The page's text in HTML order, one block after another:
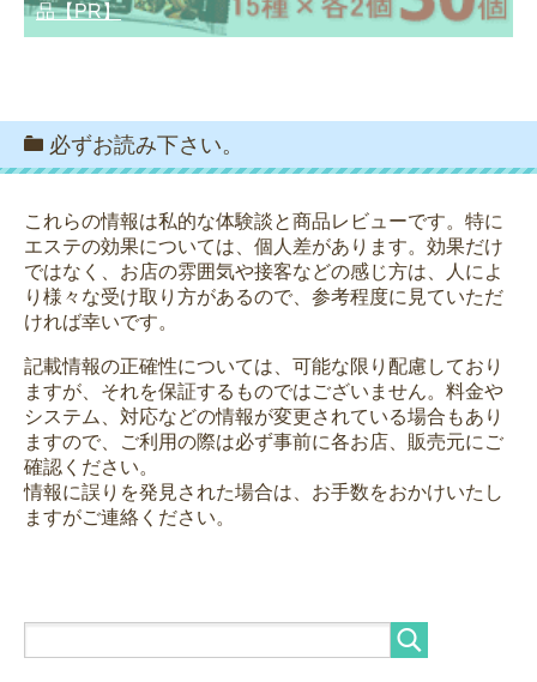
品【PR】
必ずお読み下さい。
これらの情報は私的な体験談と商品レビューです。特に
エステの効果については、個人差があります。効果だけ
ではなく、お店の雰囲気や接客などの感じ方は、人によ
り様々な受け取り方があるので、参考程度に見ていただ
ければ幸いです。
記載情報の正確性については、可能な限り配慮しており
ますが、それを保証するものではございません。料金や
システム、対応などの情報が変更されている場合もあり
ますので、ご利用の際は必ず事前に各お店、販売元にご
確認ください。
情報に誤りを発見された場合は、お手数をおかけいたし
ますがご連絡ください。